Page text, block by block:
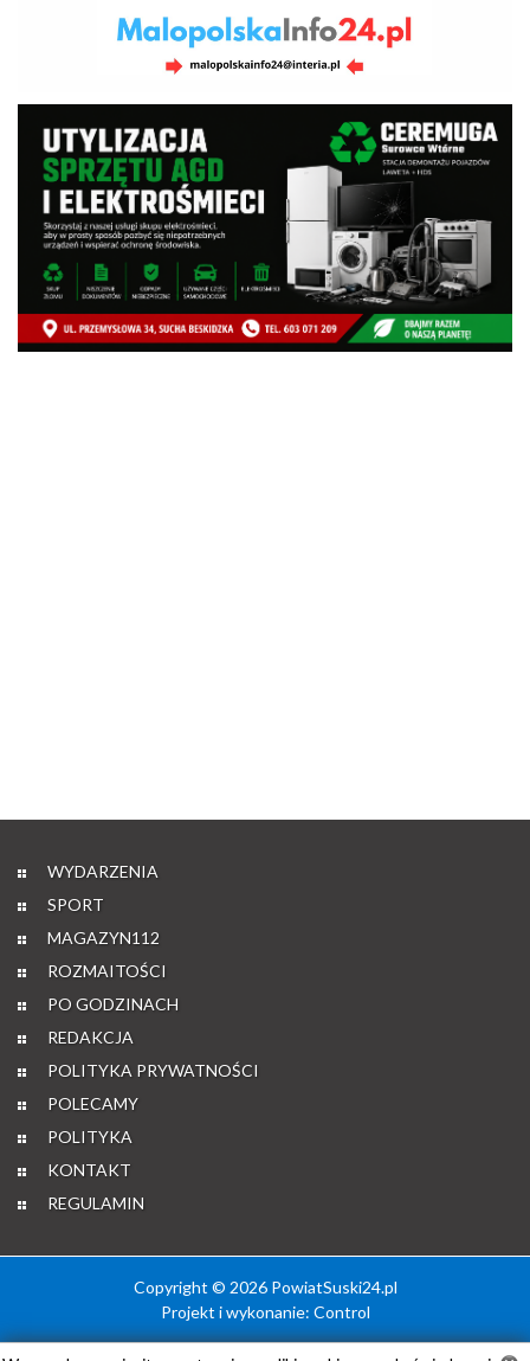
WYDARZENIA
SPORT
MAGAZYN112
ROZMAITOŚCI
PO GODZINACH
REDAKCJA
POLITYKA PRYWATNOŚCI
POLECAMY
POLITYKA
KONTAKT
REGULAMIN
Copyright © 2026 PowiatSuski24.pl
Projekt i wykonanie: Control